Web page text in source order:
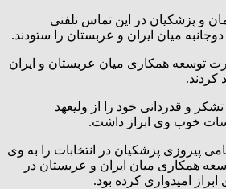
و پزشکیان در این تماس تلفنی
میان ایران و عربستان را ستودند.
توسعه همکاری میان عربستان و ایران
کردند.
و قدردانی خود را از ولیعهد
خوب وی ابراز داشت.
پیروزی پزشکیان در انتخابات را به وی
همکاری میان ایران و عربستان در
امیدواری کرده بود.